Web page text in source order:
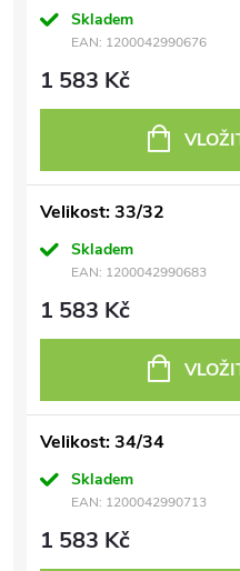
Skladem
EAN: 1200042990676
1 583 Kč
Velikost: 33/32
Skladem
EAN: 1200042990683
1 583 Kč
Velikost: 34/34
Skladem
EAN: 1200042990713
1 583 Kč